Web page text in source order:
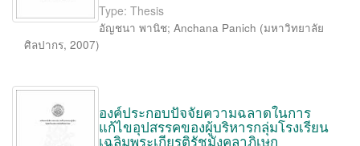
Type: Thesis
อัญชนา พานิช; Anchana Panich (มหาวิทยาลัย
ศิลปากร, 2007)
องค์ประกอบปัจจัยความฉลาดในการ
แก้ไขอุปสรรคของผู้บริหารกลุ่มโรงเรียน
เฉลิมพระเกียรติรัชมังคลาภิเษก